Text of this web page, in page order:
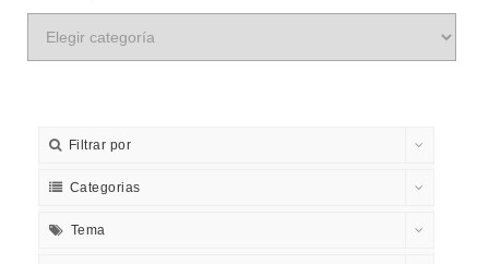
Filtrar por
Categorias
Tema